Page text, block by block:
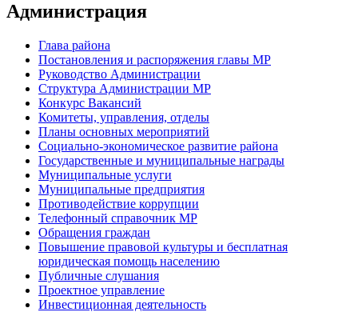
Администрация
Глава района
Постановления и распоряжения главы МР
Руководство Администрации
Структура Администрации МР
Конкурс Вакансий
Комитеты, управления, отделы
Планы основных мероприятий
Социально-экономическое развитие района
Государственные и муниципальные награды
Муниципальные услуги
Муниципальные предприятия
Противодействие коррупции
Телефонный справочник МР
Обращения граждан
Повышение правовой культуры и бесплатная
юридическая помощь населению
Публичные слушания
Проектное управление
Инвестиционная деятельность